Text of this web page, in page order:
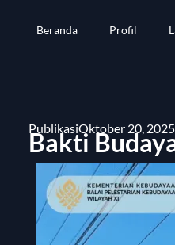
Beranda Profil
PublikasiOktober 20,
Bakti